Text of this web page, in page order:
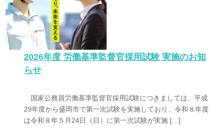
2026年度 労働基準監督官採用試験 実施のお知
らせ
国家公務員労働基準監督官採用試験につきましては、平成
29年度から盛岡市で第一次試験を実施しており、令和８年度
は令和８年５月24日（日）に第一次試験が実施 […]